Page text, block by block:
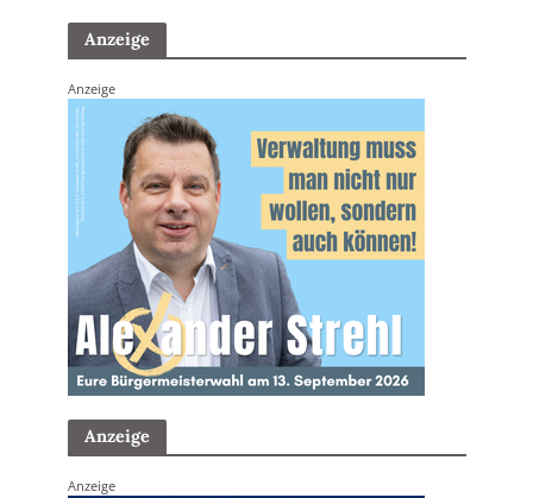
Anzeige
Anzeige
Anzeige
Anzeige